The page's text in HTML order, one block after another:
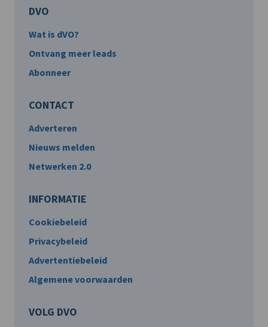
DVO
Wat is dVO?
Ontvang meer leads
Abonneer
CONTACT
Adverteren
Nieuws melden
Netwerken 2.0
INFORMATIE
Cookiebeleid
Privacybeleid
Advertentiebeleid
Algemene voorwaarden
VOLG DVO